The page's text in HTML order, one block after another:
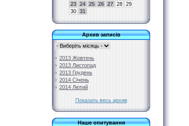
23 24 25 26 27 28 29
30 31
Архив записів
2013 Жовтень
2013 Листопад
2013 Грудень
2014 Січень
2014 Лютий
Показать весь архив
Наше опитування